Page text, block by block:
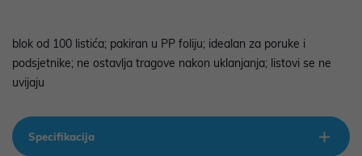
blok od 100 listića; pakiran u PP foliju; idealan za poruke i
podsjetnike; ne ostavlja tragove nakon uklanjanja; listovi se ne
uvijaju
Specifikacija